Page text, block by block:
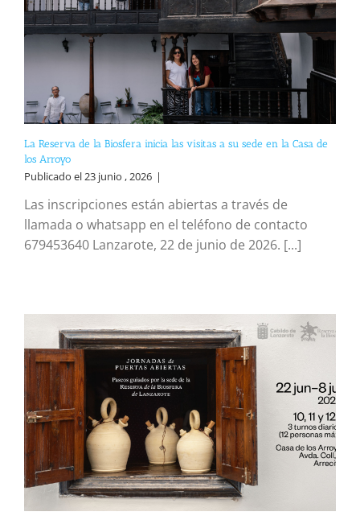
La Reserva de la Biosfera inicia las visitas a su sede en la Casa de
los Arroyo
Publicado el 23 junio , 2026 |
Las inscripciones están abiertas a través de
llamada o whatsapp en el teléfono de contacto
679453640 Lanzarote, 22 de junio de 2026. [...]